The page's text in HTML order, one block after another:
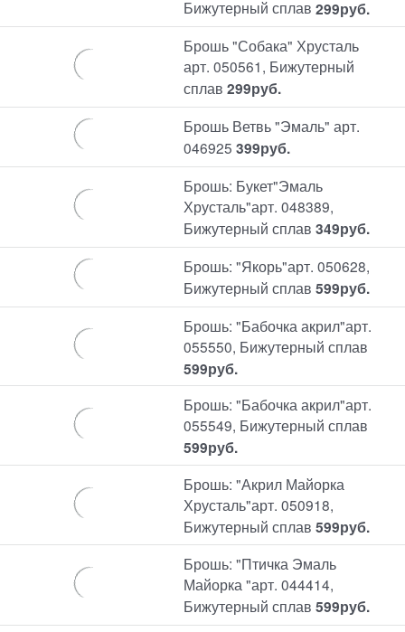
Бижутерный сплав 299руб.
Брошь "Собака" Хрусталь
арт. 050561, Бижутерный
сплав 299руб.
Брошь Ветвь "Эмаль" арт.
046925 399руб.
Брошь: Букет"Эмаль
Хрусталь"арт. 048389,
Бижутерный сплав 349руб.
Брошь: "Якорь"арт. 050628,
Бижутерный сплав 599руб.
Брошь: "Бабочка акрил"арт.
055550, Бижутерный сплав
599руб.
Брошь: "Бабочка акрил"арт.
055549, Бижутерный сплав
599руб.
Брошь: "Акрил Майорка
Хрусталь"арт. 050918,
Бижутерный сплав 599руб.
Брошь: "Птичка Эмаль
Майорка "арт. 044414,
Бижутерный сплав 599руб.